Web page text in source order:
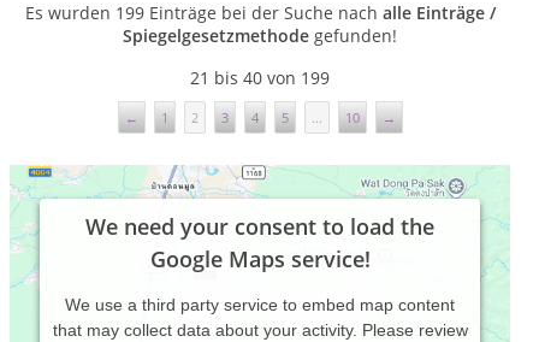
Es wurden 199 Einträge bei der Suche nach alle Einträge /
Spiegelgesetzmethode gefunden!
21 bis 40 von 199
← 1 2 3 4 5 ... 10 →
We need your consent to load the
Google Maps service!
We use a third party service to embed map content
that may collect data about your activity. Please review